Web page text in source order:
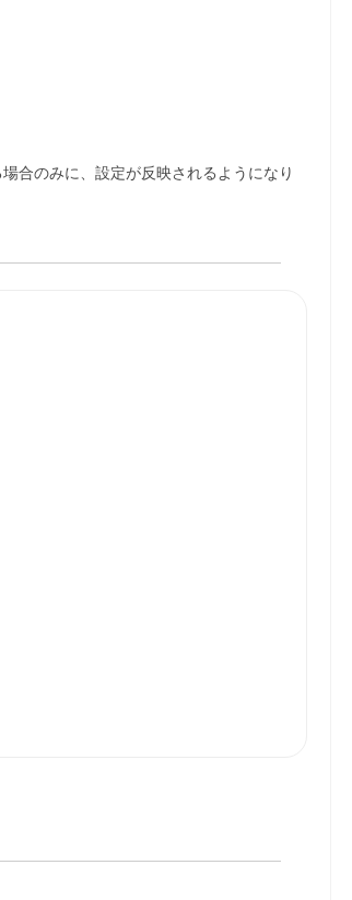
合のみに、設定が反映されるようになり